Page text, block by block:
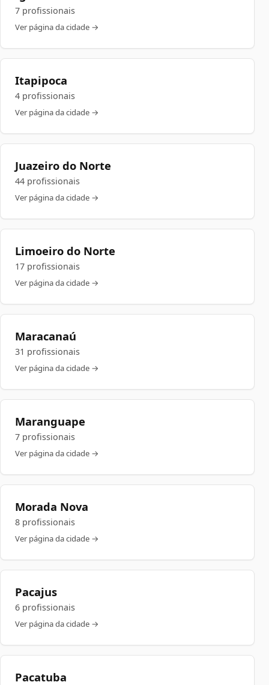
7 profissionais
Ver página da cidade →
Itapipoca
4 profissionais
Ver página da cidade →
Juazeiro do Norte
44 profissionais
Ver página da cidade →
Limoeiro do Norte
17 profissionais
Ver página da cidade →
Maracanaú
31 profissionais
Ver página da cidade →
Maranguape
7 profissionais
Ver página da cidade →
Morada Nova
8 profissionais
Ver página da cidade →
Pacajus
6 profissionais
Ver página da cidade →
Pacatuba